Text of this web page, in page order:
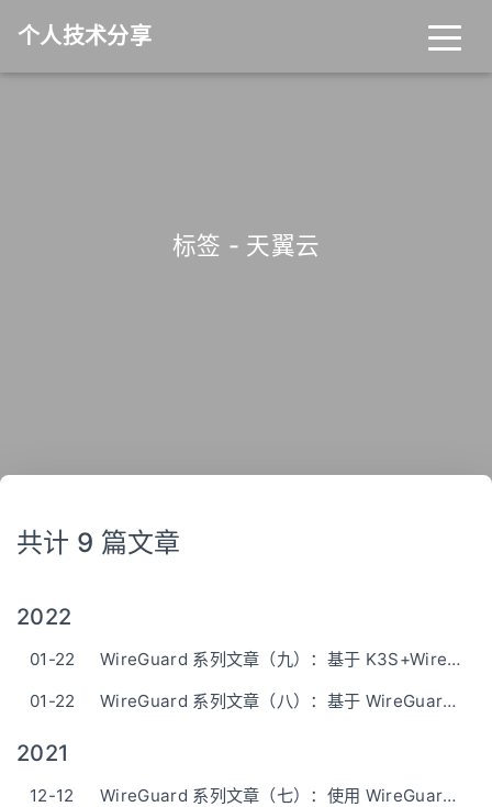
个人技术分享
关于
标签 - 天翼云
共计 9 篇文章
2022
01-22
WireGuard 系列文章（九）：基于 K3S+WireGuard+Kilo 搭建跨多云的统一 K8S 集群
01-22
WireGuard 系列文章（八）：基于 WireGuard 的 K8S CNI Kilo 简介
2021
12-12
WireGuard 系列文章（七）：使用 WireGuard 和 Netmaker 创建 Full Mesh 网络